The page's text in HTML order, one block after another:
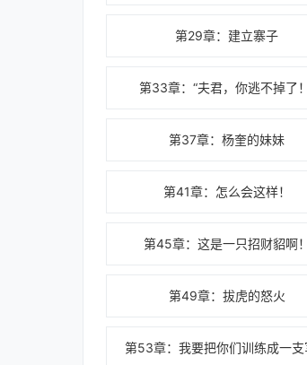
第29章：建立寨子
第33章：“夫君，你逃不掉了
第37章：杨奎的妹妹
第41章：怎么会这样！
第45章：这是一只招财貂啊！
第49章：拔虎的怒火
第53章：我要把你们训练成一支